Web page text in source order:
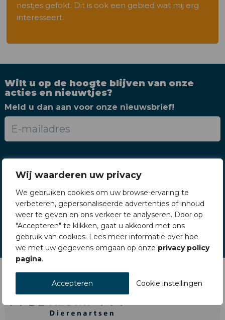
Wij waarderen uw privacy
We gebruiken cookies om uw browse-ervaring te
verbeteren, gepersonaliseerde advertenties of inhoud
weer te geven en ons verkeer te analyseren. Door op
"Accepteren" te klikken, gaat u akkoord met ons
gebruik van cookies. Lees meer informatie over hoe
we met uw gegevens omgaan op onze privacy policy
pagina.
Cookie instellingen
Accepteren
nestjes gefokt. Dit is ook een gebied wat mij erg
interesseert.
Wilt u op de hoogte blijven van onze
acties en nieuwtjes?
Meld u dan aan voor onze nieuwsbrief!